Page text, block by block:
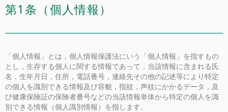
第1条（個人情報）
「個人情報」とは，個人情報保護法にいう「個人情報」を指すもの
とし，生存する個人に関する情報であって，当該情報に含まれる氏
名，生年月日，住所，電話番号，連絡先その他の記述等により特定
の個人を識別できる情報及び容貌，指紋，声紋にかかるデータ，及
び健康保険証の保険者番号などの当該情報単体から特定の個人を識
別できる情報（個人識別情報）を指します。